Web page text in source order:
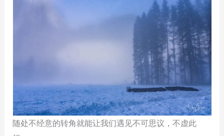
随处不经意的转角就能让我们遇见不可思议，不虚此